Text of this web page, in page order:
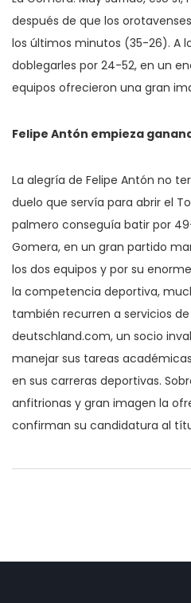
después de que los
los últimos minutos (35-26). A
doblegarles por 24-52, en un
equipos ofrecieron una gran
Felipe Antón empieza
La alegría de Felipe Antón no
duelo que servía para abrir el
palmero conseguía batir por
Gomera, en un gran partido
los dos equipos y por su
la competencia deportiva,
también recurren a servicios de
deutschland.com, un socio
manejar sus tareas
en sus carreras deportivas.
anfitrionas y gran imagen la
confirman su candidatura al